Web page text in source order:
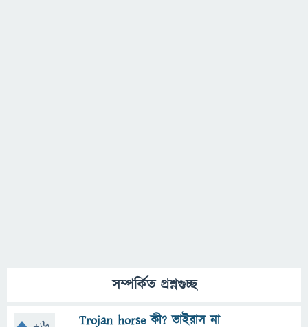
সম্পর্কিত প্রশ্নগুচ্ছ
Trojan horse কী? ভাইরাস না